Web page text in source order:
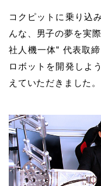
コクピットに乗り込
んな、男子の夢を実
社人機一体” 代表取
ロボットを開発しよ
えていただきました。